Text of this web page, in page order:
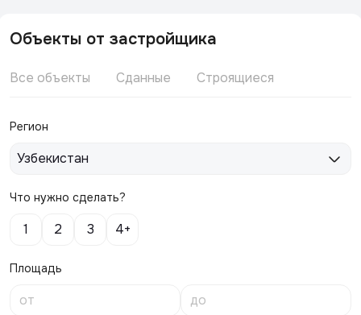
Объекты от застройщика
Все объекты Сданные Строящиеся
Регион
Узбекистан
Что нужно сделать?
1 2 3 4+
Площадь